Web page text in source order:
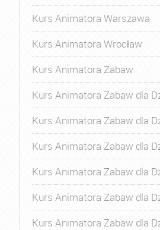
Kurs Animatora Warszawa
Kurs Animatora Wrocław
Kurs Animatora Zabaw
Kurs Animatora Zabaw dla
Kurs Animatora Zabaw dla
Kurs Animatora Zabaw dla
Kurs Animatora Zabaw dla
Kurs Animatora Zabaw dla
Kurs Animatora Zabaw dla